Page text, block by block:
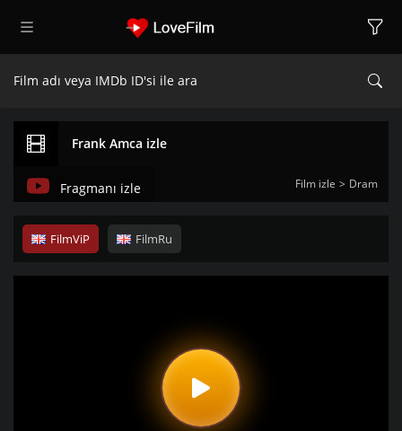
Frank Amca izle
Film izle Dram
Fragmanı izle
FilmViP FilmRu